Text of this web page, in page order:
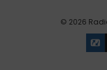
© 2026